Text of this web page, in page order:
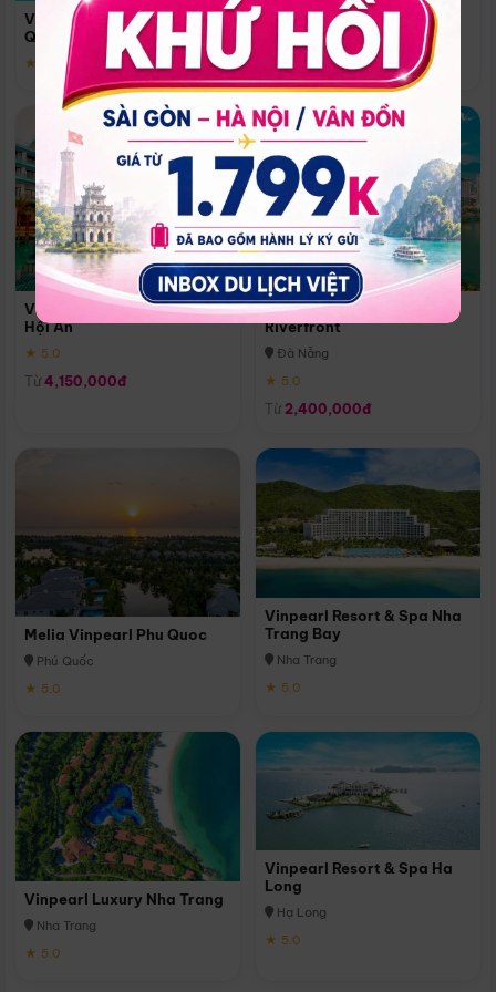
Vinpearl Resort & Spa Phu
Quoc
★ 5.0
Quoc
Phú Quốc
★ 5.0
Vinpearl Resort & Golf Nam
Hội An
★ 5.0
Từ 4,150,000đ
Melia Vinpearl Danang
Riverfront
Đà Nẵng
★ 5.0
Từ 2,400,000đ
Melia Vinpearl Phu Quoc
Phú Quốc
★ 5.0
Vinpearl Resort & Spa Nha
Trang Bay
Nha Trang
★ 5.0
Vinpearl Luxury Nha Trang
Nha Trang
★ 5.0
Vinpearl Resort & Spa Ha
Long
Hạ Long
★ 5.0